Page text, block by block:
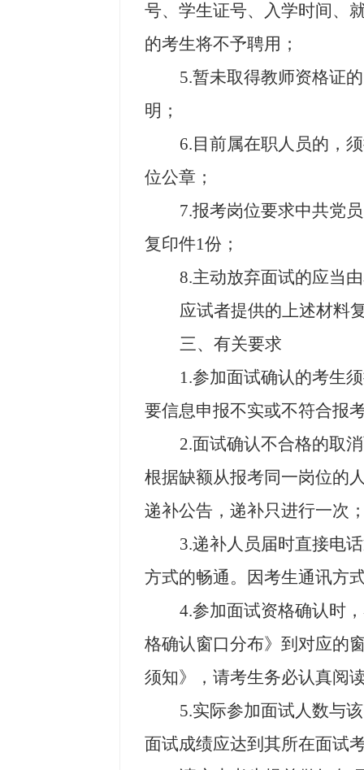
号、学生证号、入学时间、
的考生将不予聘用；
5.暂未取得教师资格证
明；
6.目前属在职人员的，
位公章；
7.报考岗位要求中共党
复印件1份；
8.主动放弃面试的应当
应试者提供的上述材料
三、有关要求
1.参加面试确认的考生
要信息申报不实或不符合报
2.面试确认不合格的取
根据缺额从报考同一岗位的
递补公告，递补只进行一次
3.递补人员届时直接电
方式的畅通。因考生通讯方
4.参加面试资格确认时
格确认窗口分布》到对应的
须知》，请考生务必认真阅
5.实际参加面试人数与
面试成绩应达到其所在面试